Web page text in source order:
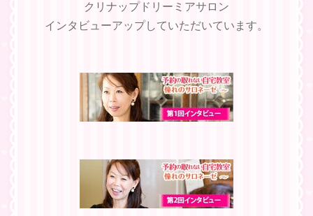
クリナップドリーミアサロン
インタビューアップしていただいています。